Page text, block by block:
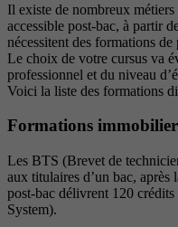
Il existe de nombreux
accessible post-bac, à partir
nécessitent des formations
Le choix de votre cursus va
professionnel et du niveau
Voici la liste des formations
Formations
Les BTS (Brevet de
aux titulaires d’un bac, après
post-bac délivrent 120
System).